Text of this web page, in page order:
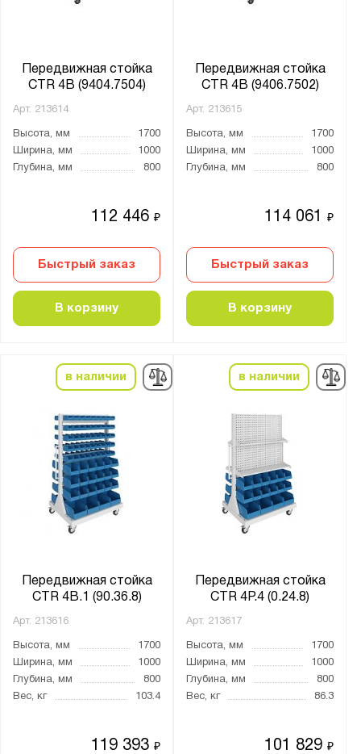
Передвижная стойка
CTR 4B (9404.7504)
Арт. 213614
Высота, мм
1700
Ширина, мм
1000
Глубина, мм
800
112 446₽
Быстрый заказ
В корзину
Передвижная стойка
CTR 4B (9406.7502)
Арт. 213615
Высота, мм
1700
Ширина, мм
1000
Глубина, мм
800
114 061₽
Быстрый заказ
В корзину
в наличии
Передвижная стойка
CTR 4B.1 (90.36.8)
Арт. 213616
Высота, мм
1700
Ширина, мм
1000
Глубина, мм
800
Вес, кг
103.4
119 393₽
в наличии
Передвижная стойка
CTR 4P.4 (0.24.8)
Арт. 213617
Высота, мм
1700
Ширина, мм
1000
Глубина, мм
800
Вес, кг
86.3
101 829₽
11
15
Страна производства:
Россия
Верстакофф
Стелла-Техник
Серия:
Constructor
SORTEX
Показать Сбросить